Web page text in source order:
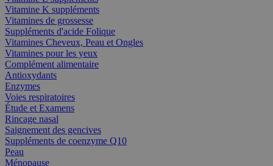
Vitamine K suppléments
Vitamines de grossesse
Suppléments d'acide Folique
Vitamines Cheveux, Peau et Ongles
Vitamines pour les yeux
Complément alimentaire
Antioxydants
Enzymes
Voies respiratoires
Étude et Examens
Rincage nasal
Saignement des gencives
Suppléments de coenzyme Q10
Peau
Ménopause